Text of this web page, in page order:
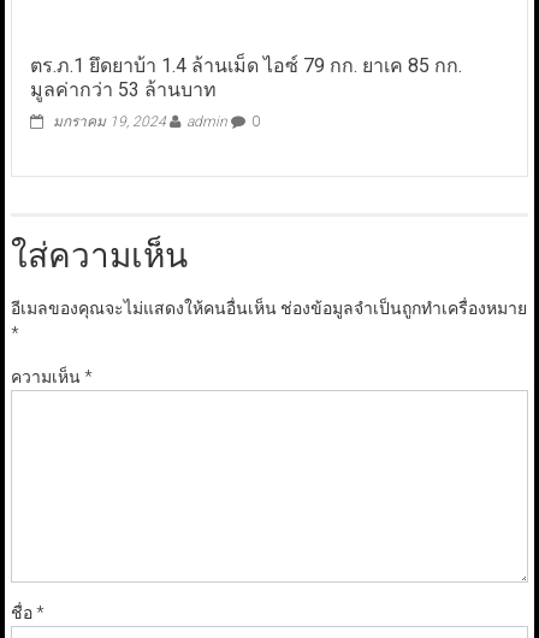
ตร.ภ.1 ยึดยาบ้า 1.4 ล้านเม็ด ไอซ์ 79 กก. ยาเค 85 กก.
มูลค่ากว่า 53 ล้านบาท
มกราคม 19, 2024 admin 0
ใส่ความเห็น
อีเมลของคุณจะไม่แสดงให้คนอื่นเห็น ช่องข้อมูลจำเป็นถูกทำเครื่องหมาย
*
ความเห็น*
ชื่อ*